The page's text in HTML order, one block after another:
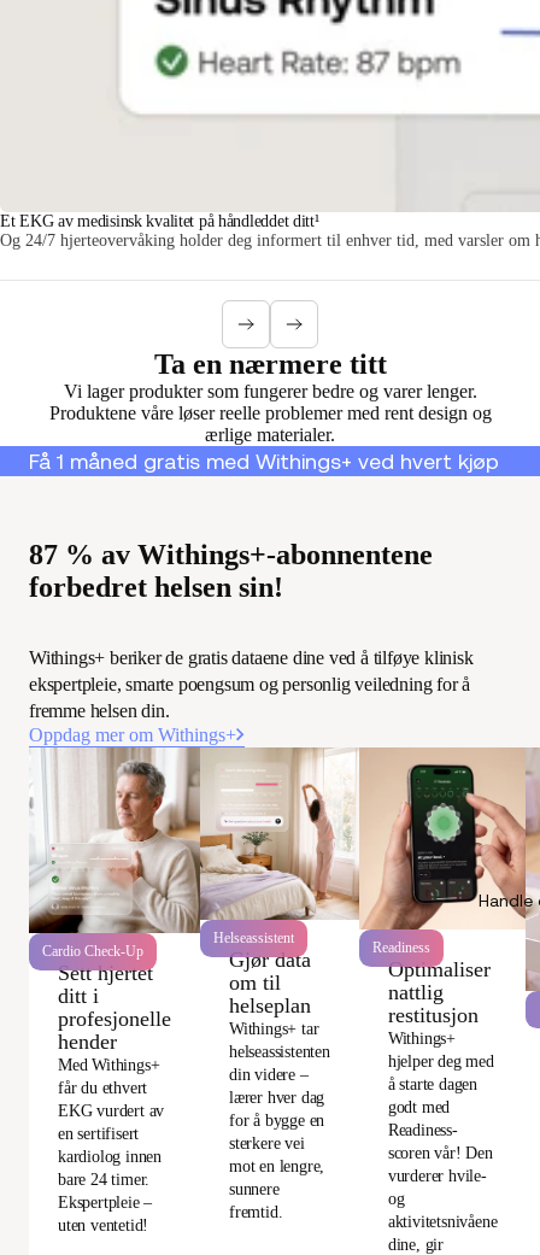
Handle
Et EKG av medisinsk kvalitet på håndleddet ditt¹
Og 24/7 hjerteovervåking holder deg informert til enhver tid, med varsler
Ta en nærmere titt
Vi lager produkter som fungerer bedre og varer lenger.
Produktene våre løser reelle problemer med rent design og
ærlige materialer.
Få 1 måned gratis med Withings+ ved hvert kjøp
87 % av Withings+-abonnentene
forbedret helsen sin!
Withings+ beriker de gratis dataene dine ved å tilføye klinisk
ekspertpleie, smarte poengsum og personlig veiledning for å
fremme helsen din.
Oppdag mer om Withings+
Cardio Check-Up
Sett hjertet
ditt i
profesjonelle
hender
Med Withings+
får du ethvert
EKG vurdert av
en sertifisert
kardiolog innen
bare 24 timer.
Ekspertpleie –
uten ventetid!
Helseassistent
Gjør data
om til
helseplan
Withings+ tar
helseassistenten
din videre –
lærer hver dag
for å bygge en
sterkere vei
mot en lengre,
sunnere
fremtid.
Readiness
Optimaliser
nattlig
restitusjon
Withings+
hjelper deg med
å starte dagen
godt med
Readiness-
scoren vår! Den
vurderer hvile-
og
aktivitetsnivåene
dine, gir